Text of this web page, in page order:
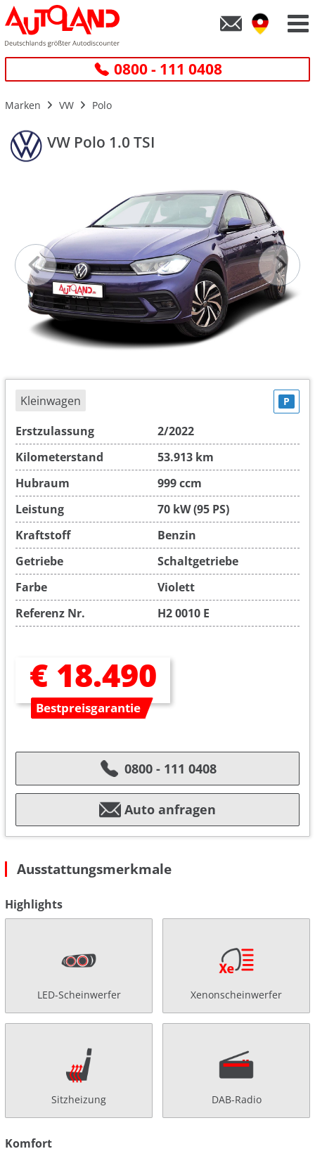
0800 - 111 0408
Marken VW Polo
VW Polo 1.0 TSI
Kleinwagen P
Erstzulassung
2/2022
Kilometerstand
53.913 km
Hubraum
999 ccm
Leistung
70 kW (95 PS)
Kraftstoff
Benzin
Getriebe
Schaltgetriebe
Farbe
Violett
Referenz Nr.
H2 0010 E
€ 18.490
Bestpreisgarantie
0800 - 111 0408
Auto anfragen
Ausstattungsmerkmale
Highlights
LED-Scheinwerfer Xenonscheinwerfer
Sitzheizung DAB-Radio
Komfort